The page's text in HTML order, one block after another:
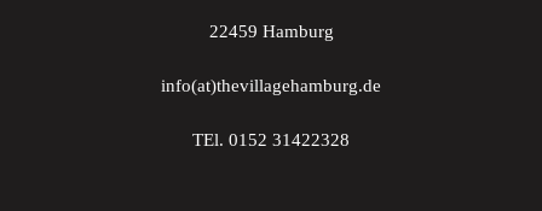
22459 Hamburg
info(at)thevillagehamburg.de
TEl. 0152 31422328